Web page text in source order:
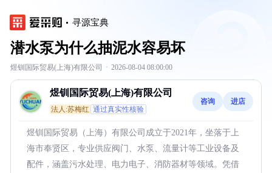
寻源宝典
潜水泵为什么抽泥水容易坏
煜钏国际贸易(上海)有限公司 · 2026-08-04 08:00:00
煜钏国际贸易(上海)有限公司
法人:苏梅红 通过真实性核验
咨询 进店
煜钏国际贸易（上海）有限公司成立于2021年，坐落于上
海市奉贤区，专业供应阀门、水泵、流量计等工业设备及
配件，涵盖污水处理、电力电子、消防器材等领域。凭借